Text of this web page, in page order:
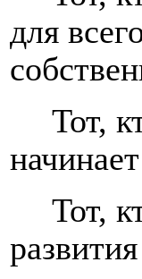
для
Тот,
Тот,